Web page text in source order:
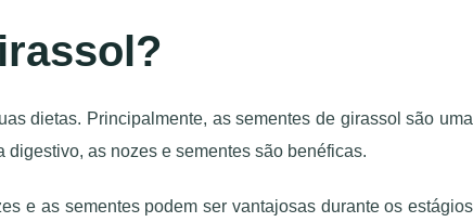
dietas. Principalmente, as sementes de girassol são uma
as nozes e sementes são benéficas.
e as sementes podem ser vantajosas durante os estágios